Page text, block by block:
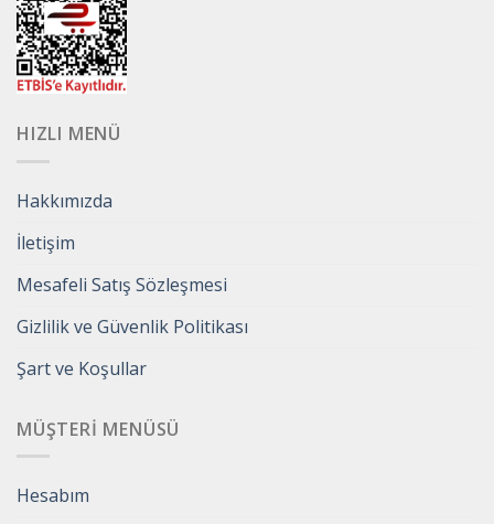
HIZLI MENÜ
Hakkımızda
İletişim
Mesafeli Satış Sözleşmesi
Gizlilik ve Güvenlik Politikası
Şart ve Koşullar
MÜŞTERI MENÜSÜ
Hesabım